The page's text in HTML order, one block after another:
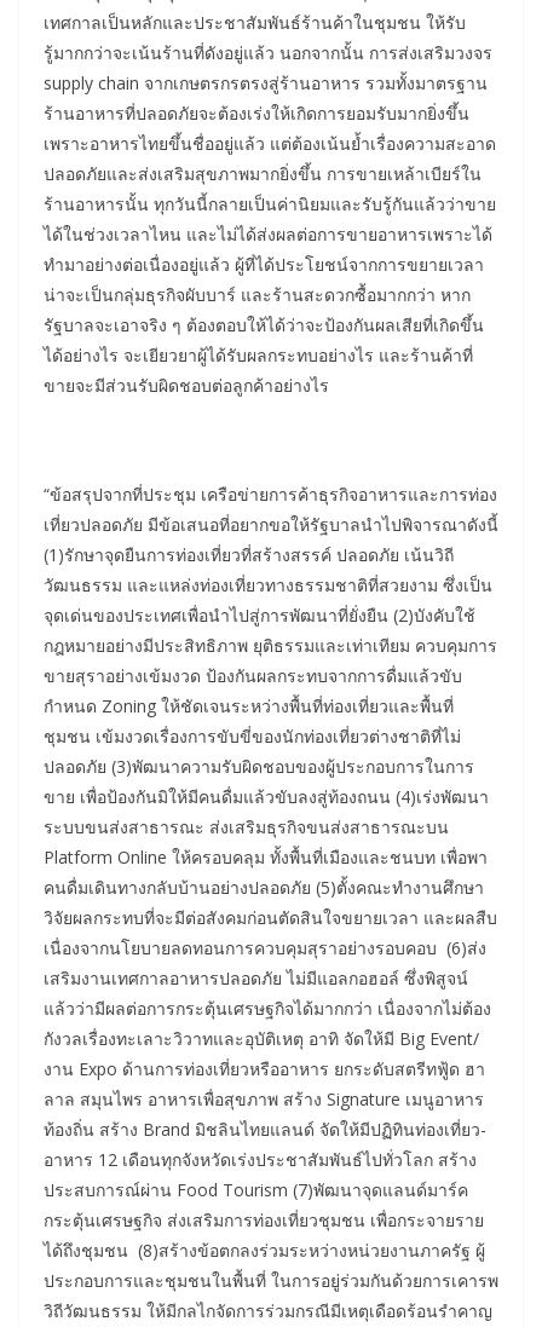
เทศกาลเป็นหลักและประชาสัมพันธ์ร้านค้าในชุมชน ให้รับ
รู้มากกว่าจะเน้นร้านที่ดังอยู่แล้ว นอกจากนั้น การส่งเสริมวงจร
supply chain จากเกษตรกรตรงสู่ร้านอาหาร รวมทั้งมาตรฐาน
ร้านอาหารที่ปลอดภัยจะต้องเร่งให้เกิดการยอมรับมากยิ่งขึ้น
เพราะอาหารไทยขึ้นชื่ออยู่แล้ว แต่ต้องเน้นย้ำเรื่องความสะอาด
ปลอดภัยและส่งเสริมสุขภาพมากยิ่งขึ้น การขายเหล้าเบียร์ใน
ร้านอาหารนั้น ทุกวันนี้กลายเป็นค่านิยมและรับรู้กันแล้วว่าขาย
ได้ในช่วงเวลาไหน และไม่ได้ส่งผลต่อการขายอาหารเพราะได้
ทำมาอย่างต่อเนื่องอยู่แล้ว ผู้ที่ได้ประโยชน์จากการขยายเวลา
น่าจะเป็นกลุ่มธุรกิจผับบาร์ และร้านสะดวกซื้อมากกว่า หาก
รัฐบาลจะเอาจริง ๆ ต้องตอบให้ได้ว่าจะป้องกันผลเสียที่เกิดขึ้น
ได้อย่างไร จะเยียวยาผู้ได้รับผลกระทบอย่างไร และร้านค้าที่
ขายจะมีส่วนรับผิดชอบต่อลูกค้าอย่างไร
“ข้อสรุปจากที่ประชุม เครือข่ายการค้าธุรกิจอาหารและการท่อง
เที่ยวปลอดภัย มีข้อเสนอที่อยากขอให้รัฐบาลนำไปพิจารณาดังนี้
(1)รักษาจุดยืนการท่องเที่ยวที่สร้างสรรค์ ปลอดภัย เน้นวิถี
วัฒนธรรม และแหล่งท่องเที่ยวทางธรรมชาติที่สวยงาม ซึ่งเป็น
จุดเด่นของประเทศเพื่อนำไปสู่การพัฒนาที่ยั่งยืน (2)บังคับใช้
กฎหมายอย่างมีประสิทธิภาพ ยุติธรรมและเท่าเทียม ควบคุมการ
ขายสุราอย่างเข้มงวด ป้องกันผลกระทบจากการดื่มแล้วขับ
กำหนด Zoning ให้ชัดเจนระหว่างพื้นที่ท่องเที่ยวและพื้นที่
ชุมชน เข้มงวดเรื่องการขับขี่ของนักท่องเที่ยวต่างชาติที่ไม่
ปลอดภัย (3)พัฒนาความรับผิดชอบของผู้ประกอบการในการ
ขาย เพื่อป้องกันมิให้มีคนดื่มแล้วขับลงสู่ท้องถนน (4)เร่งพัฒนา
ระบบขนส่งสาธารณะ ส่งเสริมธุรกิจขนส่งสาธารณะบน
Platform Online ให้ครอบคลุม ทั้งพื้นที่เมืองและชนบท เพื่อพา
คนดื่มเดินทางกลับบ้านอย่างปลอดภัย (5)ตั้งคณะทำงานศึกษา
วิจัยผลกระทบที่จะมีต่อสังคมก่อนตัดสินใจขยายเวลา และผลสืบ
เนื่องจากนโยบายลดทอนการควบคุมสุราอย่างรอบคอบ (6)ส่ง
เสริมงานเทศกาลอาหารปลอดภัย ไม่มีแอลกอฮอล์ ซึ่งพิสูจน์
แล้วว่ามีผลต่อการกระตุ้นเศรษฐกิจได้มากกว่า เนื่องจากไม่ต้อง
กังวลเรื่องทะเลาะวิวาทและอุบัติเหตุ อาทิ จัดให้มี Big Event/
งาน Expo ด้านการท่องเที่ยวหรืออาหาร ยกระดับสตรีทฟู้ด ฮา
ลาล สมุนไพร อาหารเพื่อสุขภาพ สร้าง Signature เมนูอาหาร
ท้องถิ่น สร้าง Brand มิชลินไทยแลนด์ จัดให้มีปฏิทินท่องเที่ยว-
อาหาร 12 เดือนทุกจังหวัดเร่งประชาสัมพันธ์ไปทั่วโลก สร้าง
ประสบการณ์ผ่าน Food Tourism (7)พัฒนาจุดแลนด์มาร์ค
กระตุ้นเศรษฐกิจ ส่งเสริมการท่องเที่ยวชุมชน เพื่อกระจายราย
ได้ถึงชุมชน (8)สร้างข้อตกลงร่วมระหว่างหน่วยงานภาครัฐ ผู้
ประกอบการและชุมชนในพื้นที่ ในการอยู่ร่วมกันด้วยการเคารพ
วิถีวัฒนธรรม ให้มีกลไกจัดการร่วมกรณีมีเหตุเดือดร้อนรำคาญ